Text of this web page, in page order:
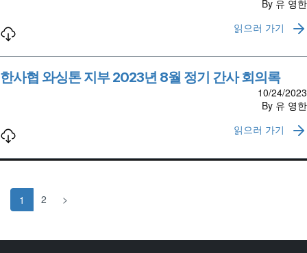
By 유 영한
읽으러 가기
한사협 와싱톤 지부 2023년 8월 정기 간사 회의록
10/24/2023
By 유 영한
읽으러 가기
1 2 >